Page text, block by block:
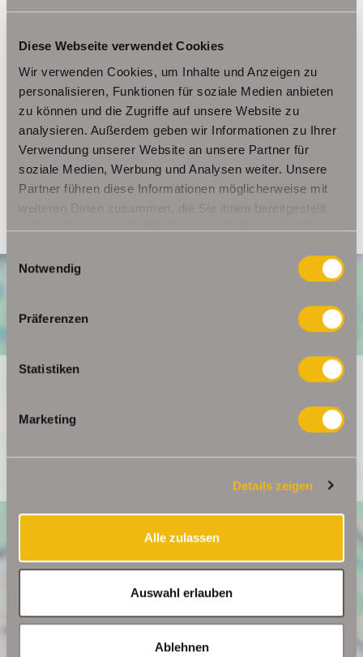
Diese Webseite verwendet Cookies
Wir verwenden Cookies, um Inhalte und Anzeigen zu
personalisieren, Funktionen für soziale Medien anbieten
zu können und die Zugriffe auf unsere Website zu
analysieren. Außerdem geben wir Informationen zu Ihrer
Verwendung unserer Website an unsere Partner für
soziale Medien, Werbung und Analysen weiter. Unsere
Partner führen diese Informationen möglicherweise mit
weiteren Daten zusammen, die Sie ihnen bereitgestellt
haben oder die sie im Rahmen Ihrer Nutzung der Dienste
Einwilligungsauswahl
Notwendig
Präferenzen
Statistiken
Marketing
Details zeigen
Alle zulassen
Auswahl erlauben
Ablehnen
Ansprechpartner
Frau Beate Schelkmann
Telefon: 004936124036202
Telefax: 004936124026179
Mobil: 00491714769991
info@schelkmann.de
Ich bin damit einverstanden, dass mir Karten von Google
von Google (
https://policies.google.com/privacy